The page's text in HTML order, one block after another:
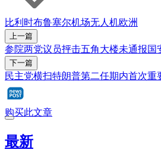
比利时布鲁塞尔机场无人机欧洲
上一篇
参院两党议员抨击五角大楼未通报国
下一篇
民主党横扫特朗普第二任期内首次重
购买此文章
最新